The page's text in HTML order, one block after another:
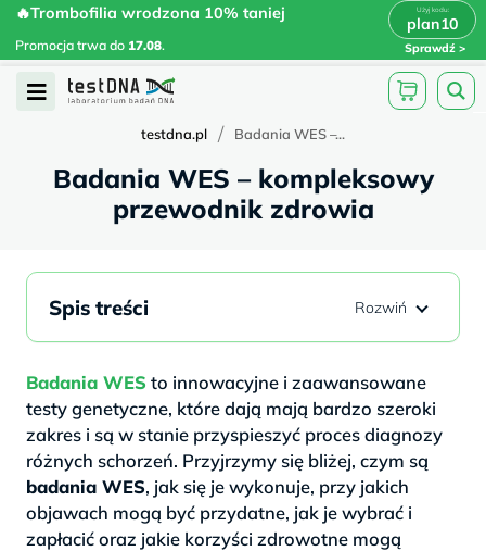
Skip
content
🔥Trombofilia wrodzona 10% taniej
Promocja trwa do 17.08.
plan10
Sprawdź
🔥Trombofilia wrodzona 10% taniej
plan10 x
Open
testdna.pl / Badania WES –...
Badania WES – kompleksowy
przewodnik zdrowia
Badania WES to innowacyjne i zaawansowane
testy genetyczne, które dają mają bardzo szeroki
zakres i są w stanie przyspieszyć proces diagnozy
różnych schorzeń. Przyjrzymy się bliżej, czym są
badania WES, jak się je wykonuje, przy jakich
objawach mogą być przydatne, jak je wybrać i
zapłacić oraz jakie korzyści zdrowotne mogą
Spis treści